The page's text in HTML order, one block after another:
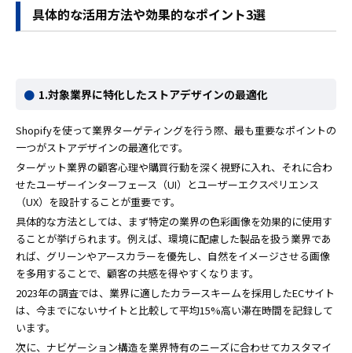
具体的な活用方法や効果的なポイント3選
1.対象業界に特化したストアデザインの最適化
Shopifyを使って業界ターゲティングを行う際、最も重要なポイントの
一つがストアデザインの最適化です。
ターゲット業界の顧客心理や購買行動を深く視野に入れ、それに合わ
せたユーザーインターフェース（UI）とユーザーエクスペリエンス
（UX）を設計することが重要です。
具体的な方法としては、まず特定の業界の色彩画像を効果的に使用す
ることが挙げられます。例えば、環境に配慮した製品を扱う業界であ
れば、グリーンやアースカラーを優先し、自然をイメージさせる画像
を多用することで、顧客の共感を得やすくなります。
2023年の調査では、業界に適したカラースキームを採用したECサイト
は、今までにないサイトと比較して平均15%高い滞在時間を記録して
います。
次に、ナビゲーション構造を業界特有のニーズに合わせてカスタマイ